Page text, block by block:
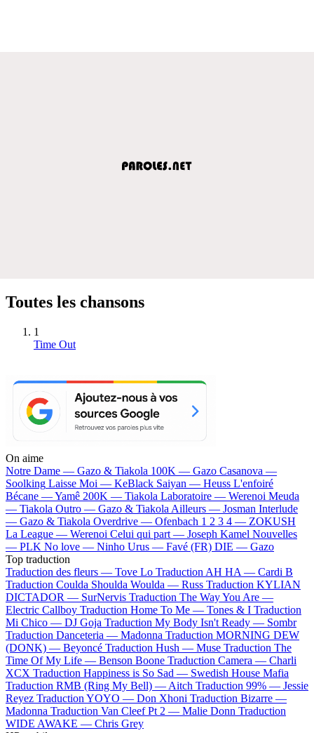
Toutes les chansons
1
Time Out
On aime
Notre Dame — Gazo & Tiakola 100K — Gazo Casanova —
Soolking Laisse Moi — KeBlack Saiyan — Heuss L'enfoiré
Bécane —Yamê 200K — Tiakola Laboratoire — Werenoi Meuda
— Tiakola Outro — Gazo & Tiakola Ailleurs — Josman Interlude
— Gazo & Tiakola Overdrive — Ofenbach 1 2 3 4 — ZOKUSH
La League — Werenoi Celui qui part — Joseph Kamel Nouvelles
— PLK No love — Ninho Urus — Favé (FR) DIE — Gazo
Top traduction
Traduction des fleurs — Tove Lo Traduction AH HA — Cardi B
Traduction Coulda Shoulda Woulda — Russ Traduction KYLIAN
DICTADOR — SurNervis Traduction The Way You Are —
Electric Callboy Traduction Home To Me — Tones & I Traduction
Mi Chico — DJ Goja Traduction My Body Isn't Ready — Sombr
Traduction Danceteria — Madonna Traduction MORNING DEW
(DONK) — Beyoncé Traduction Hush — Muse Traduction The
Time Of My Life — Benson Boone Traduction Camera — Charli
XCX Traduction Happiness is So Sad — Swedish House Mafia
Traduction RMB (Ring My Bell) — Aitch Traduction 99% — Jessie
Reyez Traduction YOYO — Don Xhoni Traduction Bizarre —
Madonna Traduction Van Cleef Pt 2 — Malie Donn Traduction
WIDE AWAKE — Chris Grey